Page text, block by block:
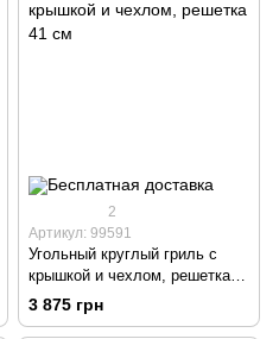
2
Артикул: 99591
Угольный круглый гриль с
крышкой и чехлом, решетка
41 см
3 875 грн